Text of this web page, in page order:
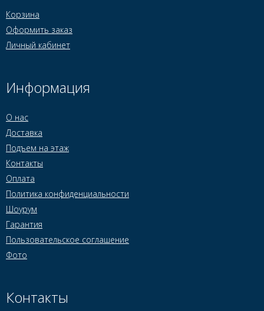
Корзина
Оформить заказ
Личный кабинет
Информация
О нас
Доставка
Подъем на этаж
Контакты
Оплата
Политика конфиденциальности
Шоурум
Гарантия
Пользовательское соглашение
Фото
Контакты